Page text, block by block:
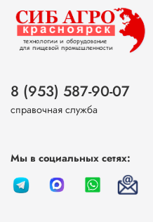
8 (953) 587-90-07
справочная служба
Мы в социальных сетях: